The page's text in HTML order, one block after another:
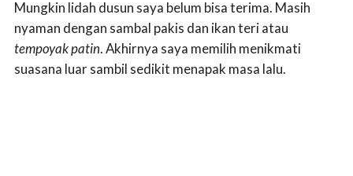
Mungkin lidah dusun saya belum bisa terima. Masih
nyaman dengan sambal pakis dan ikan teri atau
tempoyak patin. Akhirnya saya memilih menikmati
suasana luar sambil sedikit menapak masa lalu.